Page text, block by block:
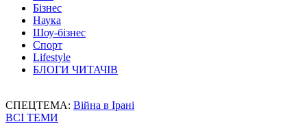
Бізнес
Наука
Шоу-бізнес
Спорт
Lifestyle
БЛОГИ ЧИТАЧІВ
СПЕЦТЕМА: Війна в Ірані
ВСІ ТЕМИ